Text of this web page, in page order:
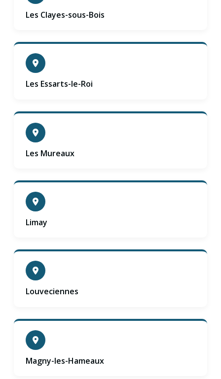
Les Clayes-sous-Bois
Les Essarts-le-Roi
Les Mureaux
Limay
Louveciennes
Magny-les-Hameaux